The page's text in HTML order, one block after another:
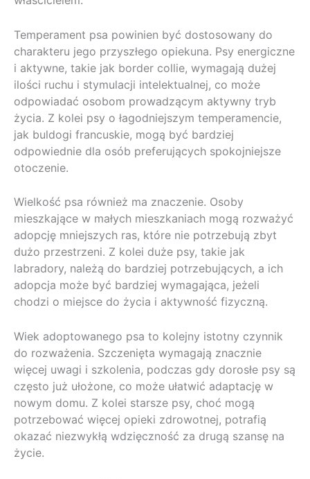
Temperament psa powinien być dostosowany do
charakteru jego przyszłego opiekuna. Psy energiczne
i aktywne, takie jak border collie, wymagają dużej
ilości ruchu i stymulacji intelektualnej, co może
odpowiadać osobom prowadzącym aktywny tryb
życia. Z kolei psy o łagodniejszym temperamencie,
jak buldogi francuskie, mogą być bardziej
odpowiednie dla osób preferujących spokojniejsze
otoczenie.
Wielkość psa również ma znaczenie. Osoby
mieszkające w małych mieszkaniach mogą rozważyć
adopcję mniejszych ras, które nie potrzebują zbyt
dużo przestrzeni. Z kolei duże psy, takie jak
labradory, należą do bardziej potrzebujących, a ich
adopcja może być bardziej wymagająca, jeżeli
chodzi o miejsce do życia i aktywność fizyczną.
Wiek adoptowanego psa to kolejny istotny czynnik
do rozważenia. Szczenięta wymagają znacznie
więcej uwagi i szkolenia, podczas gdy dorosłe psy są
często już ułożone, co może ułatwić adaptację w
nowym domu. Z kolei starsze psy, choć mogą
potrzebować więcej opieki zdrowotnej, potrafią
okazać niezwykłą wdzięczność za drugą szansę na
życie.